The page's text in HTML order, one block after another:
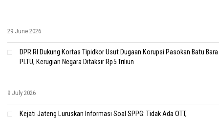
29 June 2026
DPR RI Dukung Kortas Tipidkor Usut Dugaan Korupsi Pasokan Batu Bara
PLTU, Kerugian Negara Ditaksir Rp5 Triliun
9 July 2026
Kejati Jateng Luruskan Informasi Soal SPPG: Tidak Ada OTT,